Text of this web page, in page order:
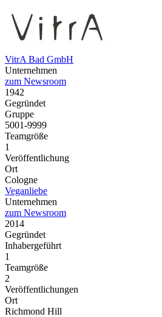
VitrA Bad GmbH
Unternehmen
zum Newsroom
1942
Gegründet
Gruppe
5001-9999
Teamgröße
1
Veröffentlichung
Ort
Cologne
Veganliebe
Unternehmen
zum Newsroom
2014
Gegründet
Inhabergeführt
1
Teamgröße
2
Veröffentlichungen
Ort
Richmond Hill